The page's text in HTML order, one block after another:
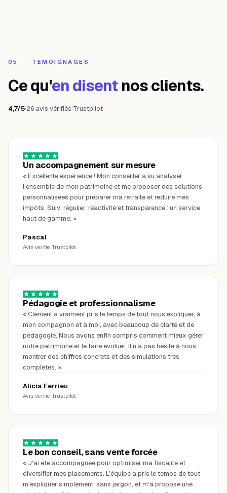
05 TÉMOIGNAGES
Ce qu'en disent nos clients.
4,7/5·26 avis vérifiés Trustpilot
Un accompagnement sur mesure
«Excellente expérience ! Mon conseiller a su analyser
l'ensemble de mon patrimoine et me proposer des solutions
personnalisées pour préparer ma retraite et réduire mes
impôts. Suivi régulier, réactivité et transparence : un service
haut de gamme. »
Pascal
Avis vérifié Trustpilot
Pédagogie et professionnalisme
« Clément a vraiment pris le temps de tout nous expliquer, à
mon compagnon et à moi, avec beaucoup de clarté et de
pédagogie. Nous avons enfin compris comment mieux gérer
notre patrimoine et le faire évoluer. Il n'a pas hésité à nous
montrer des chiffres concrets et des simulations très
complètes. »
Alicia Ferrieu
Avis vérifié Trustpilot
Le bon conseil, sans vente forcée
« J'ai été accompagnée pour optimiser ma fiscalité et
diversifier mes placements. L'équipe a pris le temps de tout
m'expliquer simplement, sans jargon, et m'a proposé une